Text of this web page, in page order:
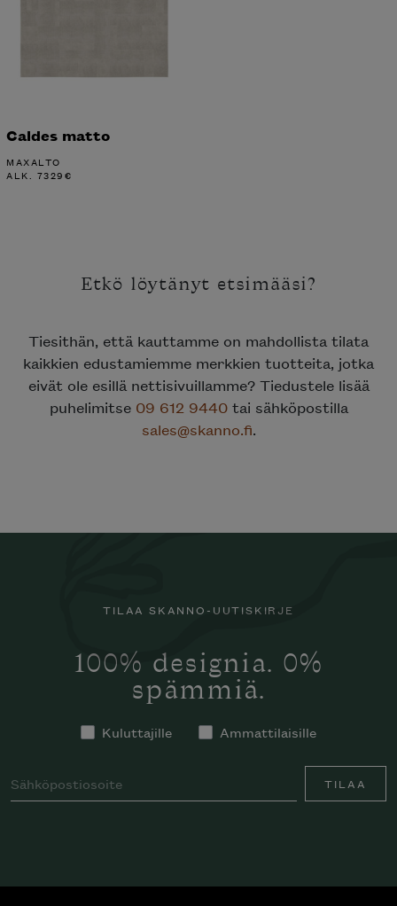
Caldes matto
MAXALTO
ALK. 7329€
Etkö löytänyt etsimääsi?
Tiesithän, että kauttamme on mahdollista tilata
kaikkien edustamiemme merkkien tuotteita, jotka
eivät ole esillä nettisivuillamme? Tiedustele lisää
puhelimitse 09 612 9440tai sähköpostilla
sales@skanno.fi.
TILAA SKANNO-UUTISKIRJE
100% designia. 0%
spämmiä.
Kuluttajille Ammattilaisille
TILAA